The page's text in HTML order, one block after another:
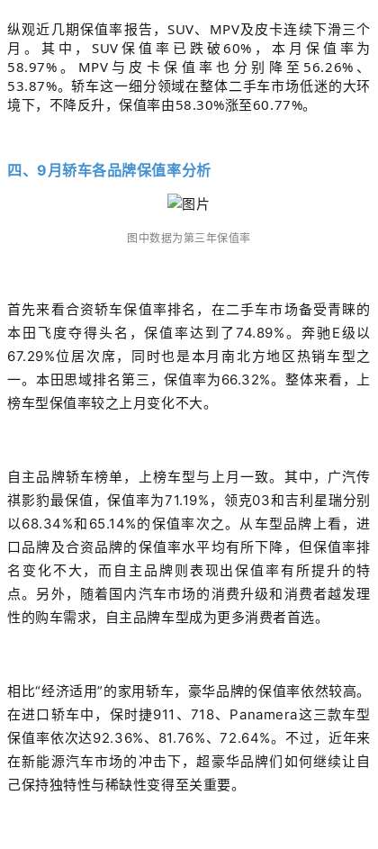
纵观近几期保值率报告，SUV、MPV及皮卡连续下滑三个
月。其中，SUV保值率已跌破60%，本月保值率为
58.97%。MPV与皮卡保值率也分别降至56.26%、
53.87%。轿车这一细分领域在整体二手车市场低迷的大环
境下，不降反升，保值率由58.30%涨至60.77%。
四、9月轿车各品牌保值率分析
图中数据为第三年保值率
首先来看合资轿车保值率排名，在二手车市场备受青睐的
本田飞度夺得头名，保值率达到了74.89%。 奔驰E级以
67.29%位居次席，同时也是本月南北方地区热销车型之
一。 本田思域排名第三，保值率为66.32%。整体来看，上
榜车型保值率较之上月变化不大。
自主品牌轿车榜单，上榜车型与上月一致。其中，广汽传
祺影豹最保值，保值率为71.19%，领克03和吉利星瑞分别
以68.34%和65.14%的保值率次之。从车型品牌上看，进
口品牌及合资品牌的保值率水平均有所下降，但保值率排
名变化不大，而自主品牌则表现出保值率有所提升的特
点。另外，随着国内汽车市场的消费升级和消费者越发理
性的购车需求，自主品牌车型成为更多消费者首选。
相比“经济适用”的家用轿车，豪华品牌的保值率依然较高。
在进口轿车中，保时捷911、718、Panamera这三款车型
保值率依次达92.36%、81.76%、72.64%。不过，近年来
在新能源汽车市场的冲击下，超豪华品牌们如何继续让自
己保持独特性与稀缺性变得至关重要。